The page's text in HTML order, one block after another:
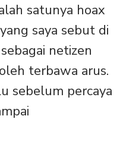
satunya hoax
saya sebut di
netizen
terbawa arus.
sebelum percaya